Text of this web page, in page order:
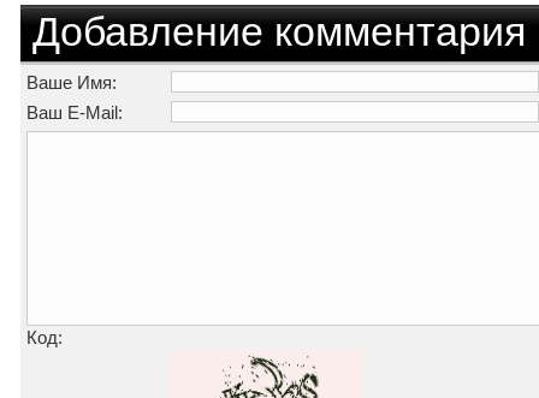
Добавление комментария
Ваше Имя:
Ваш E-Mail:
Код: